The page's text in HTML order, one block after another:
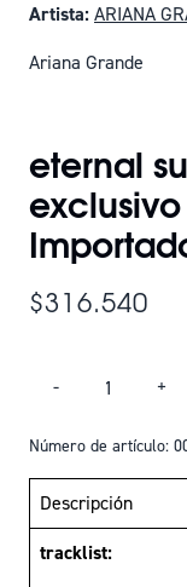
Artista:ARIANA
Ariana Grande
eternal
$316.540
- +
Número de artículo:
Descripción
tracklist: